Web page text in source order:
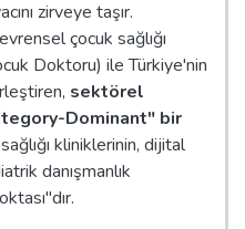
zirveye taşır.
çocuk sağlığı
Doktoru) ile Türkiye'nin
sektörel
Dominant" bir
kliniklerinin, dijital
danışmanlık